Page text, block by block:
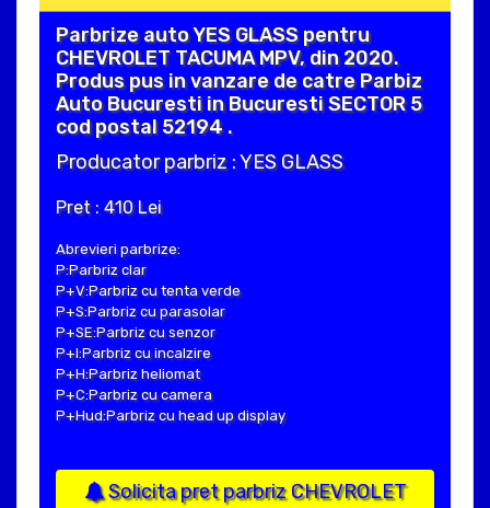
Parbrize auto YES GLASS pentru
CHEVROLET TACUMA MPV, din 2020.
Produs pus in vanzare de catre Parbiz
Auto Bucuresti in Bucuresti SECTOR 5
cod postal 52194 .
Producator parbriz : YES GLASS
Pret : 410 Lei
Abrevieri parbrize:
P:Parbriz clar
P+V:Parbriz cu tenta verde
P+S:Parbriz cu parasolar
P+SE:Parbriz cu senzor
P+I:Parbriz cu incalzire
P+H:Parbriz heliomat
P+C:Parbriz cu camera
P+Hud:Parbriz cu head up display
Solicita pret parbriz CHEVROLET